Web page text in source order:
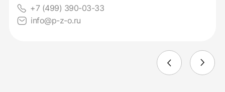
+7 (499) 390-03-33
info@p-z-o.ru